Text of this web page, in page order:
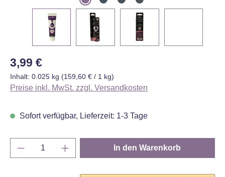
Regulärer Preis:
3,99 €
Inhalt: 0.025 kg (159,60 € / 1 kg)
Preise inkl. MwSt. zzgl. Versandkosten
Sofort verfügbar, Lieferzeit: 1-3 Tage
Produkt Anzahl: Gib den gewünschten
In den Warenkorb